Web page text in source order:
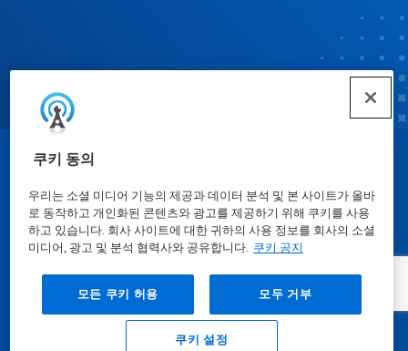
쿠키 동의
우리는 소셜 미디어 기능의 제공과 데이터 분석 및 본 사이트가 올바
로 동작하고 개인화된 콘텐츠와 광고를 제공하기 위해 쿠키를 사용
하고 있습니다. 회사 사이트에 대한 귀하의 사용 정보를 회사의 소셜
미디어, 광고 및 분석 협력사와 공유합니다. 쿠키 공지
모든 쿠키 허용 모두 거부
쿠키 설정
물질안전보건자료표| 개인정보보호방침|이용약관